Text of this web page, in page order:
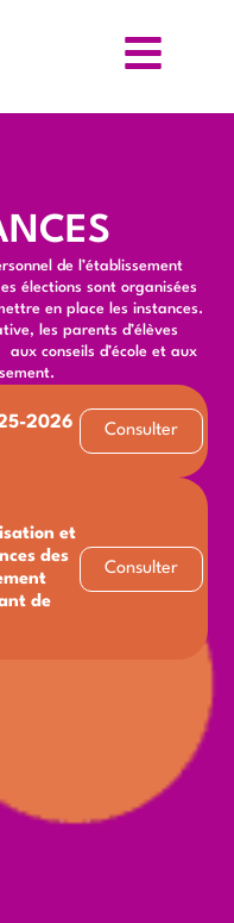
de l’établissement
élections sont organisées
en place les instances.
les parents d’élèves
conseils d’école et aux
2026 Consulter
et
des
de
Consulter